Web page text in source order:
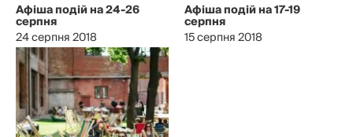
Афіша подій на 24-26
серпня
24 серпня 2018
Афіша подій на 17-19
серпня
15 серпня 2018